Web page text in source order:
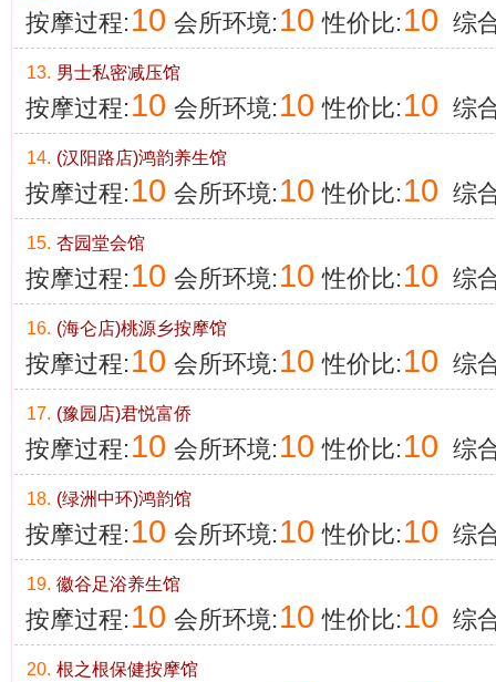
按摩过程: 10 会所环境: 10 性价比: 10 综
13. 男士私密减压馆
按摩过程: 10 会所环境: 10 性价比: 10 综
14. (汉阳路店)鸿韵养生馆
按摩过程: 10 会所环境: 10 性价比: 10 综
15. 杏园堂会馆
按摩过程: 10 会所环境: 10 性价比: 10 综
16. (海仑店)桃源乡按摩馆
按摩过程: 10 会所环境: 10 性价比: 10 综
17. (豫园店)君悦富侨
按摩过程: 10 会所环境: 10 性价比: 10 综
18. (绿洲中环)鸿韵馆
按摩过程: 10 会所环境: 10 性价比: 10 综
19. 徽谷足浴养生馆
按摩过程: 10 会所环境: 10 性价比: 10 综
20. 根之根保健按摩馆